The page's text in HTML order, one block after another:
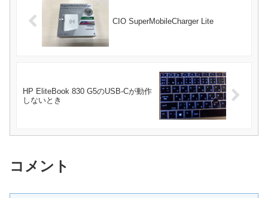
CIO SuperMobileCharger Lite
HP EliteBook 830 G5のUSB-Cが動作
しないとき
コメント